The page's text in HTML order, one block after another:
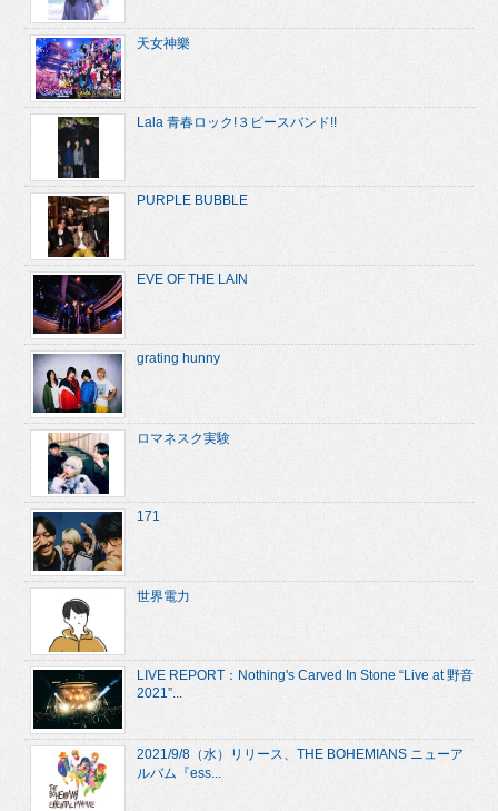
天女神樂
Lala 青春ロック!３ピースバンド!!
PURPLE BUBBLE
EVE OF THE LAIN
grating hunny
ロマネスク実験
171
世界電力
LIVE REPORT：Nothing's Carved In Stone “Live at 野音
2021”...
2021/9/8（水）リリース、THE BOHEMIANS ニューア
ルバム『ess...